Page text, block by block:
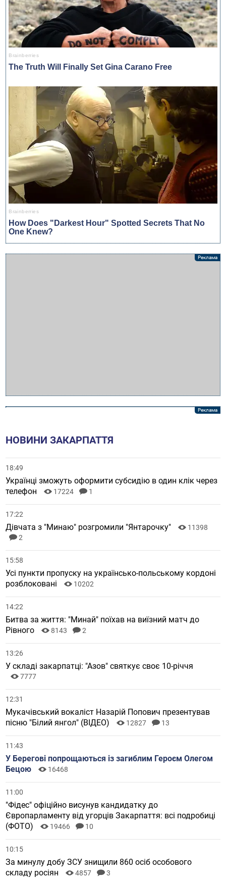
НОВИНИ ЗАКАРПАТТЯ
18:49
Українці зможуть оформити субсидію в один клік через
телефон
17224 1
17:22
Дівчата з "Минаю" розгромили "Янтарочку"
11398
2
15:58
Усі пункти пропуску на українсько-польському кордоні
розблоковані
10202
14:22
Битва за життя: "Минай" поїхав на виїзний матч до
Рівного
8143 2
13:26
У складі закарпатці: "Азов" святкує своє 10-річчя
7777
12:31
Мукачівський вокаліст Назарій Попович презентував
пісню "Білий янгол" (ВІДЕО)
12827 13
11:43
У Берегові попрощаються із загиблим Героєм Олегом
Бецою
16468
11:00
"Фідес" офіційно висунув кандидатку до
Європарламенту від угорців Закарпаття: всі подробиці
(ФОТО)
19466 10
10:15
За минулу добу ЗСУ знищили 860 осіб особового
складу росіян
4857 3